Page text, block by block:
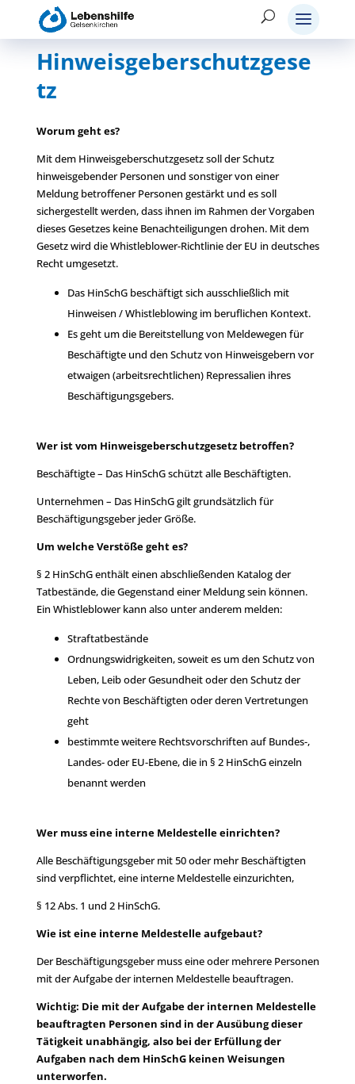
Hinweisgeberschutzgese
tz
Worum geht es?
Mit dem Hinweisgeberschutzgesetz soll der Schutz
hinweisgebender Personen und sonstiger von einer
Meldung betroffener Personen gestärkt und es soll
sichergestellt werden, dass ihnen im Rahmen der Vorgaben
dieses Gesetzes keine Benachteiligungen drohen. Mit dem
Gesetz wird die Whistleblower-Richtlinie der EU in deutsches
Recht umgesetzt.
Das HinSchG beschäftigt sich ausschließlich mit
Hinweisen / Whistleblowing im beruflichen Kontext.
Es geht um die Bereitstellung von Meldewegen für
Beschäftigte und den Schutz von Hinweisgebern vor
etwaigen (arbeitsrechtlichen) Repressalien ihres
Beschäftigungsgebers.
Wer ist vom Hinweisgeberschutzgesetz betroffen?
Beschäftigte – Das HinSchG schützt alle Beschäftigten.
Unternehmen – Das HinSchG gilt grundsätzlich für
Beschäftigungsgeber jeder Größe.
Um welche Verstöße geht es?
§ 2 HinSchG enthält einen abschließenden Katalog der
Tatbestände, die Gegenstand einer Meldung sein können.
Ein Whistleblower kann also unter anderem melden:
Straftatbestände
Ordnungswidrigkeiten, soweit es um den Schutz von
Leben, Leib oder Gesundheit oder den Schutz der
Rechte von Beschäftigten oder deren Vertretungen
geht
bestimmte weitere Rechtsvorschriften auf Bundes-,
Landes- oder EU-Ebene, die in § 2 HinSchG einzeln
benannt werden
Wer muss eine interne Meldestelle einrichten?
Alle Beschäftigungsgeber mit 50 oder mehr Beschäftigten
sind verpflichtet, eine interne Meldestelle einzurichten,
§ 12 Abs. 1 und 2 HinSchG.
Wie ist eine interne Meldestelle aufgebaut?
Der Beschäftigungsgeber muss eine oder mehrere Personen
mit der Aufgabe der internen Meldestelle beauftragen.
Wichtig: Die mit der Aufgabe der internen Meldestelle
beauftragten Personen sind in der Ausübung dieser
Tätigkeit unabhängig, also bei der Erfüllung der
Aufgaben nach dem HinSchG keinen Weisungen
unterworfen.